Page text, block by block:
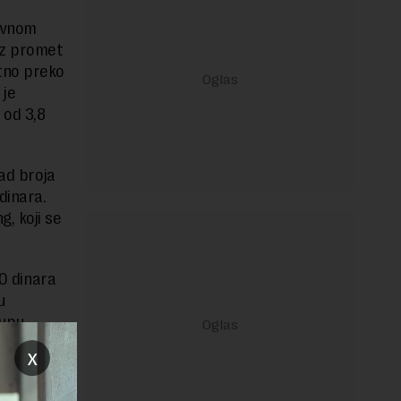
promet
preko
je
3,8
broja
koji se
dinara
bio
x